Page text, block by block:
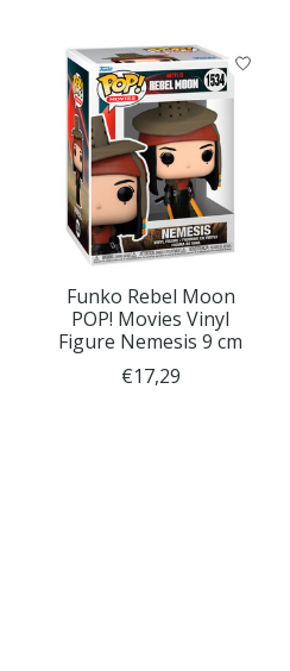
Funko Rebel Moon
POP! Movies Vinyl
Figure Nemesis 9 cm
€17,29